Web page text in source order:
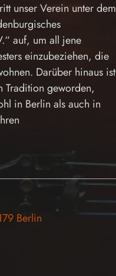
unser Verein unter dem
auf, um all jene
einzubeziehen, die
Darüber hinaus ist
Tradition geworden,
in Berlin als auch in
Berlin